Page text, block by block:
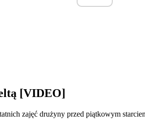
[VIDEO]
zajęć drużyny przed piątkowym